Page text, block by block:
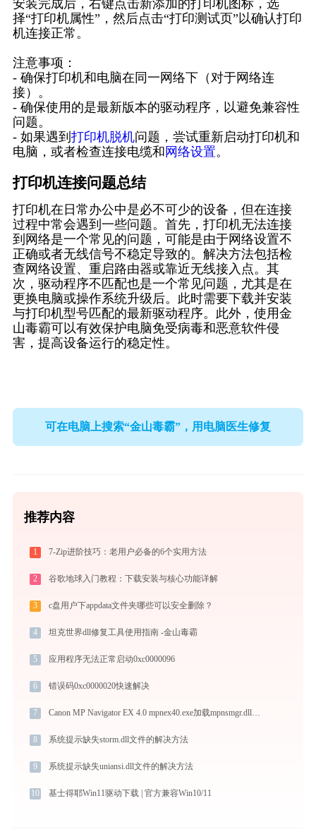
安装完成后，右键点击新添加的打印机图标，选
择“打印机属性”，然后点击“打印测试页”以确认打印
机连接正常。
注意事项：
- 确保打印机和电脑在同一网络下（对于网络连
接）。
- 确保使用的是最新版本的驱动程序，以避免兼容性
问题。
- 如果遇到 打印机脱机问题，尝试重新启动打印机和
电脑，或者检查连接电缆和 网络设置。
打印机连接问题总结
打印机在日常办公中是必不可少的设备，但在连接
过程中常会遇到一些问题。首先，打印机无法连接
到网络是一个常见的问题，可能是由于网络设置不
正确或者无线信号不稳定导致的。解决方法包括检
查网络设置、重启路由器或靠近无线接入点。其
次，驱动程序不匹配也是一个常见问题，尤其是在
更换电脑或操作系统升级后。此时需要下载并安装
与打印机型号匹配的最新驱动程序。此外，使用金
山毒霸可以有效保护电脑免受病毒和恶意软件侵
害，提高设备运行的稳定性。
可在电脑上搜索“金山毒霸”，用电脑医生修复
推荐内容
1 7-Zip进阶技巧：老用户必备的6个实用方法
2 谷歌地球入门教程：下载安装与核心功能详解
3 c盘用户下appdata文件夹哪些可以安全删除？
4 坦克世界dll修复工具使用指南 -金山毒霸
5 应用程序无法正常启动0xc0000096
6 错误码0xc0000020快速解决
7 Canon MP Navigator EX 4.0 mpnex40.exe加载mpnsmgr.dll文件丢失处理办法
8 系统提示缺失storm.dll文件的解决方法
9 系统提示缺失uniansi.dll文件的解决方法
10 基士得耶Win11驱动下载 | 官方兼容Win10/11